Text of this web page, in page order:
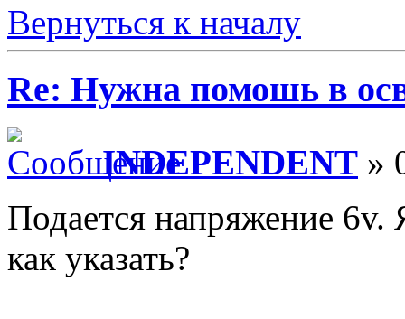
Вернуться к началу
Re: Нужна помошь в
INDEPENDENT »
Подается напряжение
как указать?